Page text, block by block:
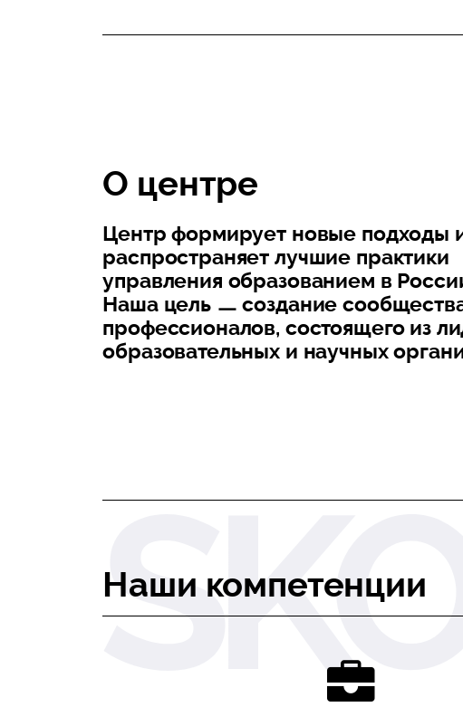
О центре
Центр формирует новые подходы
распространяет лучшие практики
управления образованием в
Наша цель ㅡ создание
профессионалов, состоящего из
образовательных и научных
Наши компетенции